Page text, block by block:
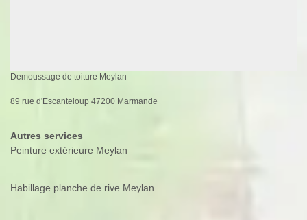
Demoussage de toiture Meylan
89 rue d'Escanteloup 47200 Marmande
Autres services
Peinture extérieure Meylan
Habillage planche de rive Meylan